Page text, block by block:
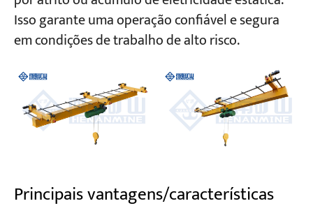
Isso garante uma operação confiável e segura
em condições de trabalho de alto risco.
Principais vantagens/características